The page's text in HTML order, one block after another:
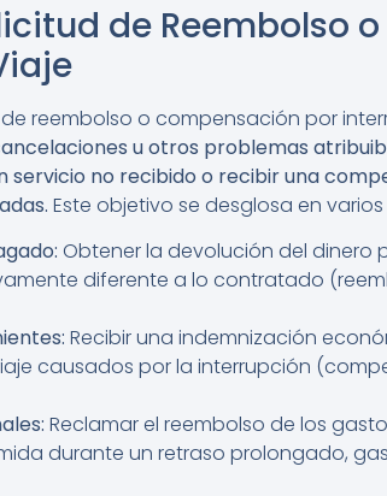
de Reembolso
reembolso o compensación por
u otros problemas
no recibido o recibir una
Este objetivo se desglosa en
Obtener la devolución del dinero
diferente a lo contratado
Recibir una indemnización
causados por la interrupción
Reclamar el reembolso de los
durante un retraso prolongado,